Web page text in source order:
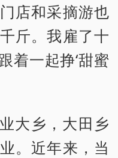
店和采摘游也
斤。我雇了十
着一起挣‘甜蜜
大乡，大田乡
。近年来，当